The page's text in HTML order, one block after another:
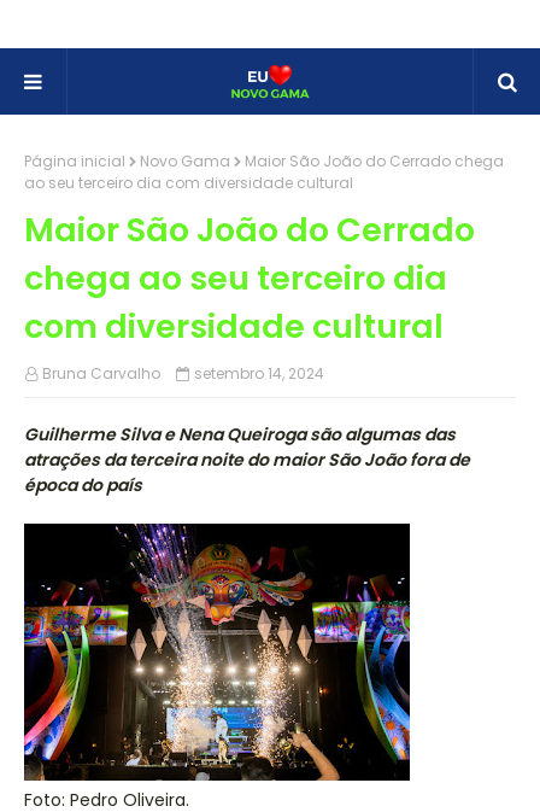
Página inicial Novo Gama
Maior São João do Cerrado chega
ao seu terceiro dia com diversidade cultural
Maior São João do Cerrado
chega ao seu terceiro dia
com diversidade cultural
Bruna Carvalho setembro 14, 2024
Guilherme Silva e Nena Queiroga são algumas das
atrações da terceira noite do maior São João fora de
época do país
Foto: Pedro Oliveira.